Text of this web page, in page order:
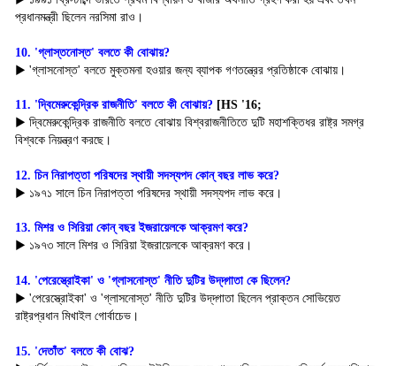
প্রধানমন্ত্রী ছিলেন নরসিমা রাও।
10. 'গ্লাস্তনোস্ত' বলতে কী বোঝায়?
▶ 'গ্লাসনোস্ত' বলতে মুক্তমনা হওয়ার জন্য ব্যাপক গণতন্ত্রের প্রতিষ্ঠাকে বোঝায়।
11. 'দ্বিমেরুকেন্দ্রিক রাজনীতি' বলতে কী বোঝায়? [HS '16;
▶ দ্বিমেরুকেন্দ্রিক রাজনীতি বলতে বোঝায় বিশ্বরাজনীতিতে দুটি মহাশক্তিধর রাষ্ট্র সমগ্র
বিশ্বকে নিয়ন্ত্রণ করছে।
12. চিন নিরাপত্তা পরিষদের স্থায়ী সদস্যপদ কোন্ বছর লাভ করে?
▶ ১৯৭১ সালে চিন নিরাপত্তা পরিষদের স্থায়ী সদস্যপদ লাভ করে।
13. মিশর ও সিরিয়া কোন্ বছর ইজরায়েলকে আক্রমণ করে?
▶ ১৯৭৩ সালে মিশর ও সিরিয়া ইজরায়েলকে আক্রমণ করে।
14. 'পেরেস্ত্রোইকা' ও 'গ্লাসনোস্ত' নীতি দুটির উদ্‌দ্গাতা কে ছিলেন?
▶ 'পেরেস্ত্রোইকা' ও 'গ্লাসনোস্ত' নীতি দুটির উদ্‌দ্গাতা ছিলেন প্রাক্তন সোভিয়েত
রাষ্ট্রপ্রধান মিখাইল গোর্বাচেভ।
15. 'দেতাঁত' বলতে কী বোঝ?